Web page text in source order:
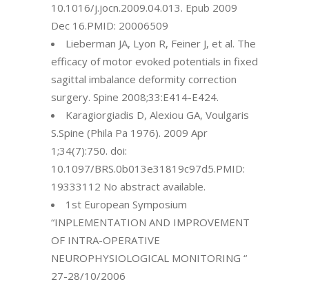
10.1016/j.jocn.2009.04.013. Epub 2009
Dec 16.PMID: 20006509
Lieberman JA, Lyon R, Feiner J, et al. The
efficacy of motor evoked potentials in fixed
sagittal imbalance deformity correction
surgery. Spine 2008;33:E414-E424.
Karagiorgiadis D, Alexiou GA, Voulgaris
S.Spine (Phila Pa 1976). 2009 Apr
1;34(7):750. doi:
10.1097/BRS.0b013e31819c97d5.PMID:
19333112 No abstract available.
1st European Symposium
“INPLEMENTATION AND IMPROVEMENT
OF INTRA-OPERATIVE
NEUROPHYSIOLOGICAL MONITORING “
27-28/10/2006